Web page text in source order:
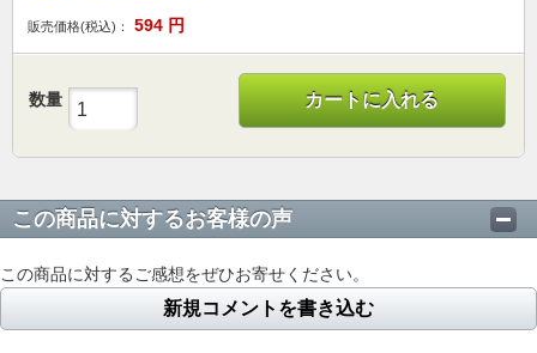
販売価格(税込)： 594 円
数量 カートに入れる
この商品に対するお客様の声
この商品に対するご感想をぜひお寄せください。
新規コメントを書き込む